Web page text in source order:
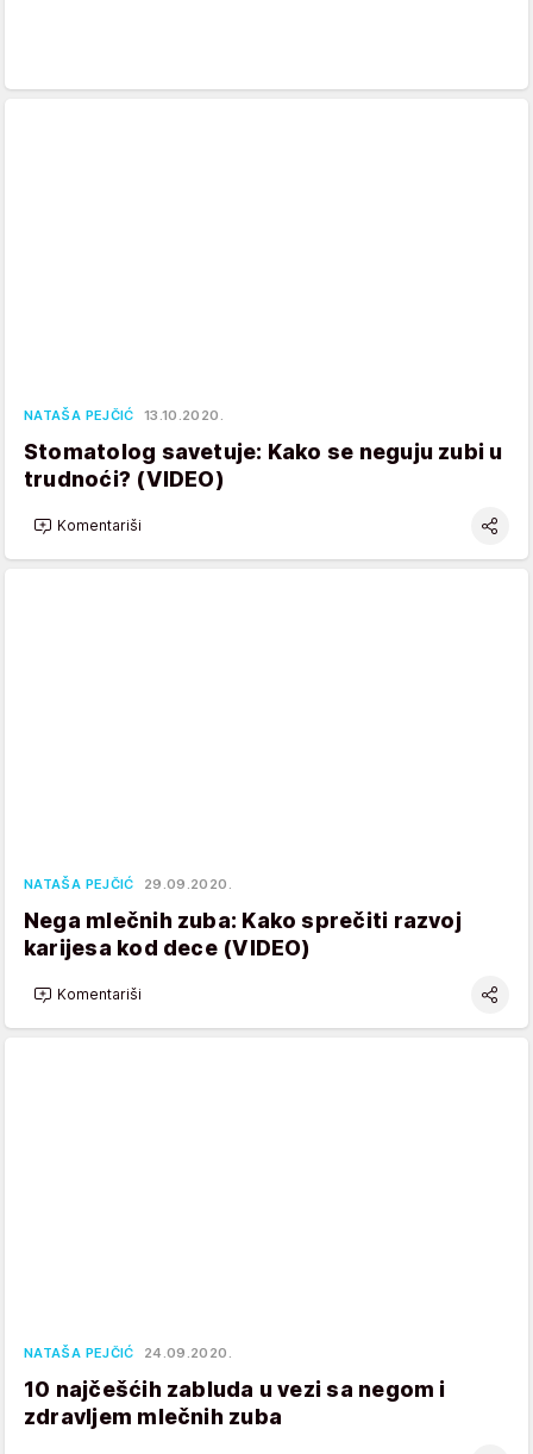
NATAŠA PEJČIĆ 13.10.2020.
Stomatolog savetuje: Kako se neguju zubi u
trudnoći? (VIDEO)
Komentariši
NATAŠA PEJČIĆ 29.09.2020.
Nega mlečnih zuba: Kako sprečiti razvoj
karijesa kod dece (VIDEO)
Komentariši
NATAŠA PEJČIĆ 24.09.2020.
10 najčešćih zabluda u vezi sa negom i
zdravljem mlečnih zuba